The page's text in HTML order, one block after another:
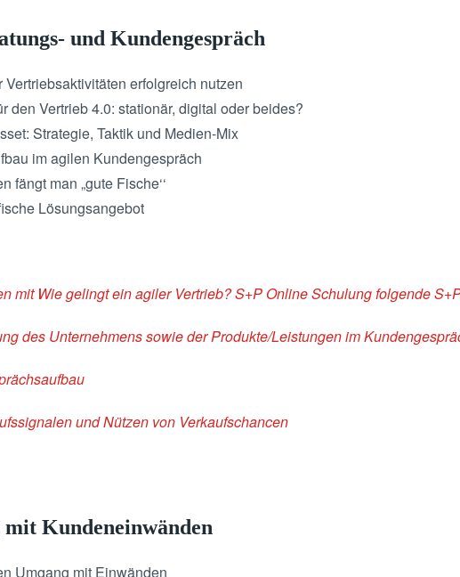
und Kundengespräch
Vertriebsaktivitäten erfolgreich nutzen
den Vertrieb 4.0: stationär, digital oder beides?
Strategie, Taktik und Medien-Mix
im agilen Kundengespräch
fängt man „gute Fische‘‘
Lösungsangebot
mit Wie gelingt ein agiler Vertrieb? S+P Online Schulung folgende
des Unternehmens sowie der Produkte/Leistungen im
und Nützen von Verkaufschancen
Kundeneinwänden
Umgang mit Einwänden